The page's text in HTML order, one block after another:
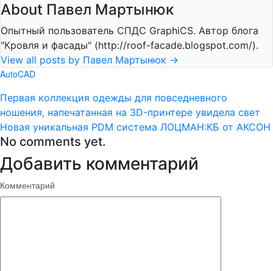
About Павел Мартынюк
Опытный пользователь СПДС GraphiCS. Автор блога
"Кровля и фасады" (http://roof-facade.blogspot.com/).
View all posts by Павел Мартынюк →
AutoCAD
Первая коллекция одежды для повседневного
ношения, напечатанная на 3D-принтере увидела свет
Новая уникальная PDM система ЛОЦМАН:КБ от АКСОН
No comments yet.
Добавить комментарий
Комментарий